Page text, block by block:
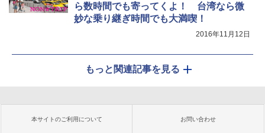
ら数時間でも寄ってくよ！ 台湾なら微
妙な乗り継ぎ時間でも大満喫！
2016年11月12日
もっと関連記事を見る
本サイトのご利用について お問い合わせ